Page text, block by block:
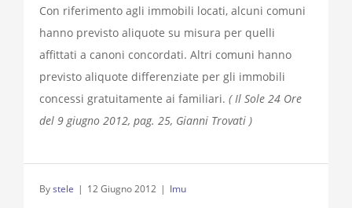
Con riferimento agli immobili locati, alcuni comuni
hanno previsto aliquote su misura per quelli
affittati a canoni concordati. Altri comuni hanno
previsto aliquote differenziate per gli immobili
concessi gratuitamente ai familiari. ( Il Sole 24 Ore
del 9 giugno 2012, pag. 25, Gianni Trovati )
Bystele | 12 Giugno 2012 | Imu